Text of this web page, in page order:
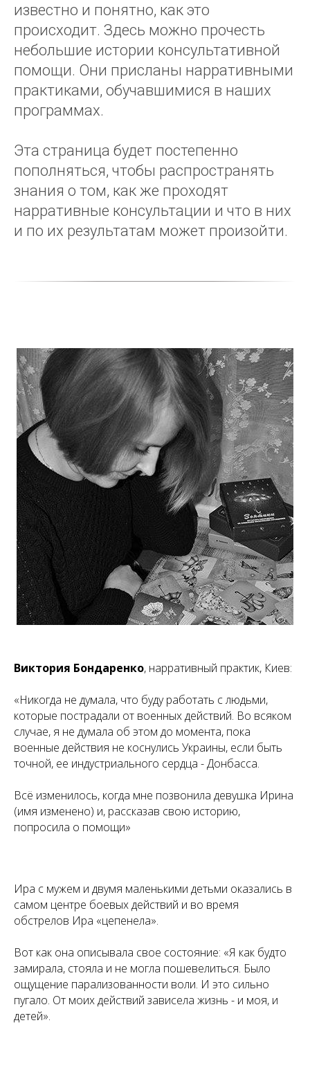
известно и понятно, как это
происходит. Здесь можно прочесть
небольшие истории консультативной
помощи. Они присланы нарративными
практиками, обучавшимися в наших
программах.
Эта страница будет постепенно
пополняться, чтобы распространять
знания о том, как же проходят
нарративные консультации и что в них
и по их результатам может произойти.
Виктория Бондаренко, нарративный практик, Киев:
«Никогда не думала, что буду работать с людьми,
которые пострадали от военных действий. Во всяком
случае, я не думала об этом до момента, пока
военные действия не коснулись Украины, если быть
точной, ее индустриального сердца - Донбасса.
Всё изменилось, когда мне позвонила девушка Ирина
(имя изменено) и, рассказав свою историю,
попросила о помощи»
Ира с мужем и двумя маленькими детьми оказались в
самом центре боевых действий и во время
обстрелов Ира «цепенела».
Вот как она описывала свое состояние: «Я как будто
замирала, стояла и не могла пошевелиться. Было
ощущение парализованности воли. И это сильно
пугало. От моих действий зависела жизнь - и моя, и
детей».